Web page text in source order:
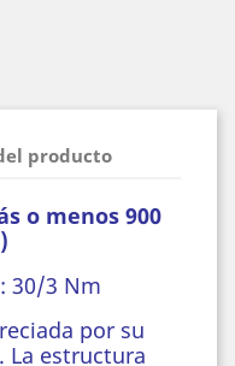
producto
o menos 900
30/3 Nm
por su
La estructura